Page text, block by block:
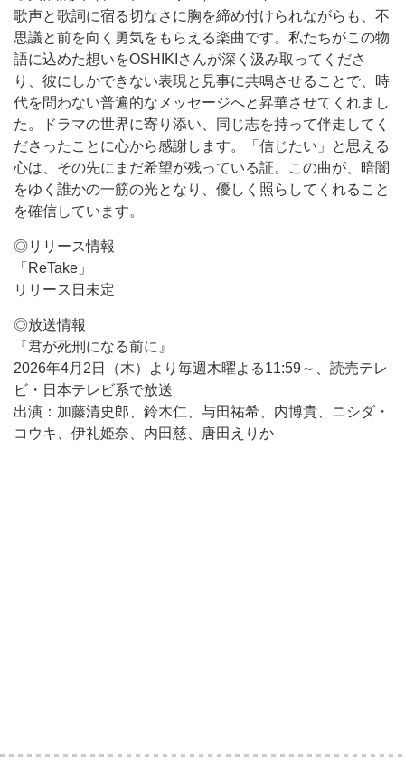
歌声と歌詞に宿る切なさに胸を締め付けられながらも、不
思議と前を向く勇気をもらえる楽曲です。私たちがこの物
語に込めた想いをOSHIKIさんが深く汲み取ってくださ
り、彼にしかできない表現と見事に共鳴させることで、時
代を問わない普遍的なメッセージへと昇華させてくれまし
た。ドラマの世界に寄り添い、同じ志を持って伴走してく
ださったことに心から感謝します。「信じたい」と思える
心は、その先にまだ希望が残っている証。この曲が、暗闇
をゆく誰かの一筋の光となり、優しく照らしてくれること
を確信しています。
◎リリース情報
「ReTake」
リリース日未定
◎放送情報
『君が死刑になる前に』
2026年4月2日（木）より毎週木曜よる11:59～、読売テレ
ビ・日本テレビ系で放送
出演：加藤清史郎、鈴木仁、与田祐希、内博貴、ニシダ・
コウキ、伊礼姫奈、内田慈、唐田えりか